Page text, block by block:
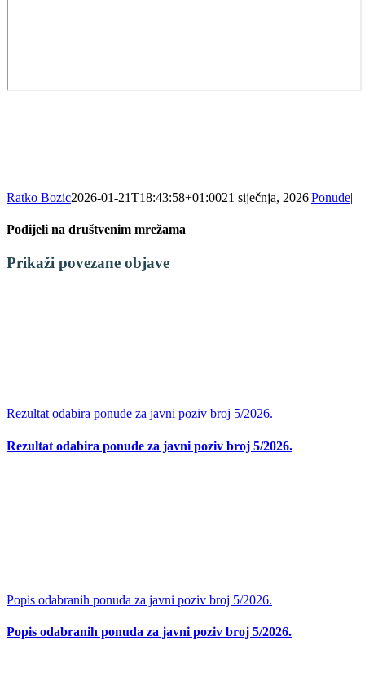
Ratko Bozic2026-01-21T18:43:58+01:0021 siječnja, 2026|Ponude|
Podijeli na društvenim mrežama
Facebook
X
LinkedIn
WhatsApp
Tumblr
Pinterest
Email:
Prikaži povezane objave
Rezultat odabira ponude za javni poziv broj 5/2026.
Rezultat odabira ponude za javni poziv broj 5/2026.
Popis odabranih ponuda za javni poziv broj 5/2026.
Popis odabranih ponuda za javni poziv broj 5/2026.